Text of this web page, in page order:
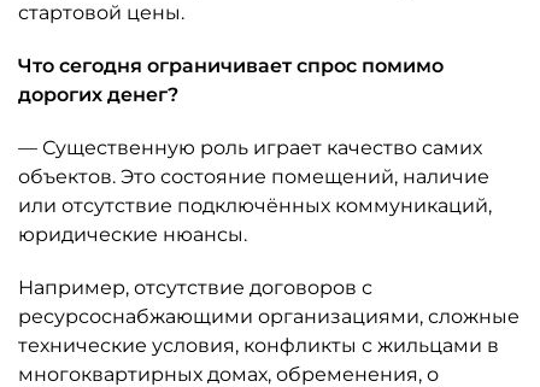
стартовой цены.
Что сегодня ограничивает спрос помимо
дорогих денег?
— Существенную роль играет качество самих
объектов. Это состояние помещений, наличие
или отсутствие подключённых коммуникаций,
юридические нюансы.
Например, отсутствие договоров с
ресурсоснабжающими организациями, сложные
технические условия, конфликты с жильцами в
многоквартирных домах, обременения, о